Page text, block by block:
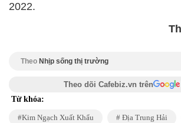
2022.
Theo Nhịp sống thị trường
Theo dõi Cafebiz.vn trên
Từ khóa:
Kim Ngạch Xuất Khẩu Địa Trung Hải